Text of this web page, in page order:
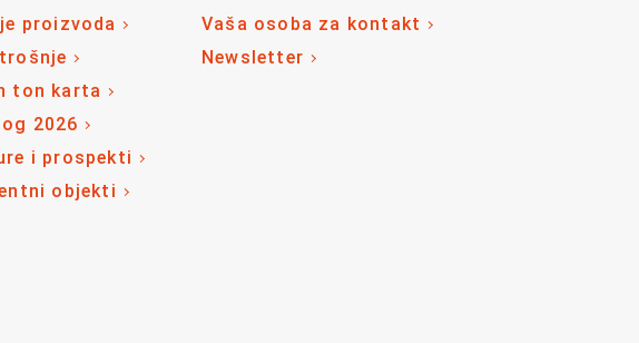
proizvoda
ton karta
2026
i prospekti
objekti
Vaša osoba za kontakt
Newsletter